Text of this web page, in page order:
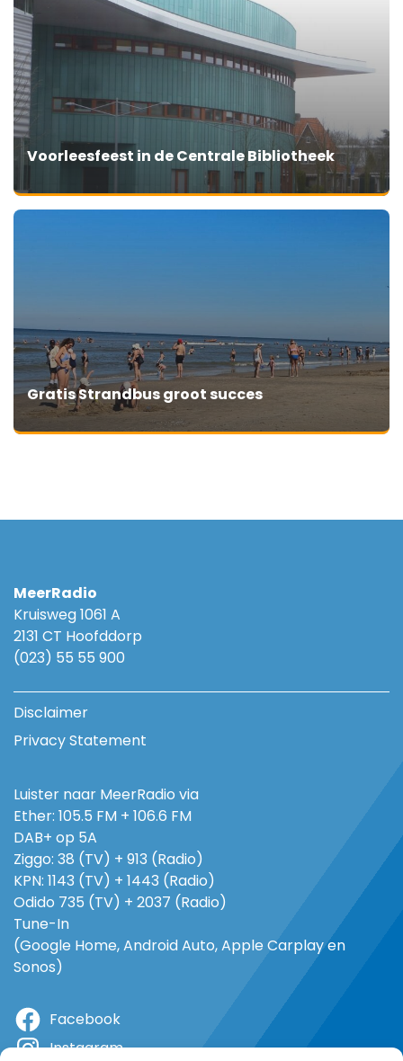
Voorleesfeest in de Centrale Bibliotheek
Gratis Strandbus groot succes
MeerRadio
Kruisweg 1061 A
2131 CT Hoofddorp
(023) 55 55 900
Disclaimer
Privacy Statement
Luister naar MeerRadio via
Ether: 105.5 FM + 106.6 FM
DAB+ op 5A
Ziggo: 38 (TV) + 913 (Radio)
KPN: 1143 (TV) + 1443 (Radio)
Odido 735 (TV) + 2037 (Radio)
Tune-In
(Google Home, Android Auto, Apple Carplay en
Sonos)
Facebook
Instagram